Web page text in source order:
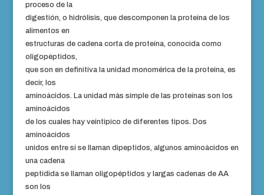
proceso de la
digestión, o hidrólisis, que descomponen la proteína de los
alimentos en
estructuras de cadena corta de proteína, conocida como
oligopéptidos,
que son en definitiva la unidad monomérica de la proteína, es
decir, los
aminoácidos. La unidad más simple de las proteínas son los
aminoácidos
de los cuales hay veintipico de diferentes tipos. Dos
aminoácidos
unidos entre sí se llaman dipeptidos, algunos aminoácidos en
una cadena
peptídida se llaman oligopéptidos y largas cadenas de AA
son los